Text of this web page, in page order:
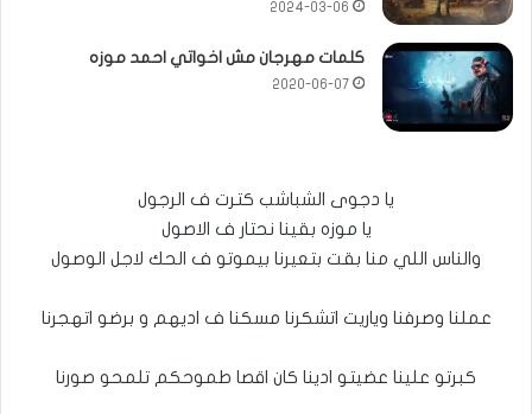
2024-03-06
كلمات مهرجان مش اخواتي احمد موزه
2020-06-07
يا دجوى الشباشب كترت ف الرجول
يا موزه بقينا نحتار ف الاصول
والناس اللي منا بقت بتعيرنا بيموتو ف الحك لاجل الوصول
عملنا وصرفنا وياريت اتشكرنا مسكنا ف اديهم و برضو اتهجرنا
كبرتو علينا عضيتو ادينا كان اقصا طموحكم تلمحو صورنا